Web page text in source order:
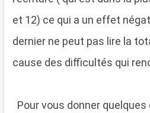
et 12) ce qui a un effet
dernier ne peut pas lire la
cause des difficultés qui
Pour vous donner